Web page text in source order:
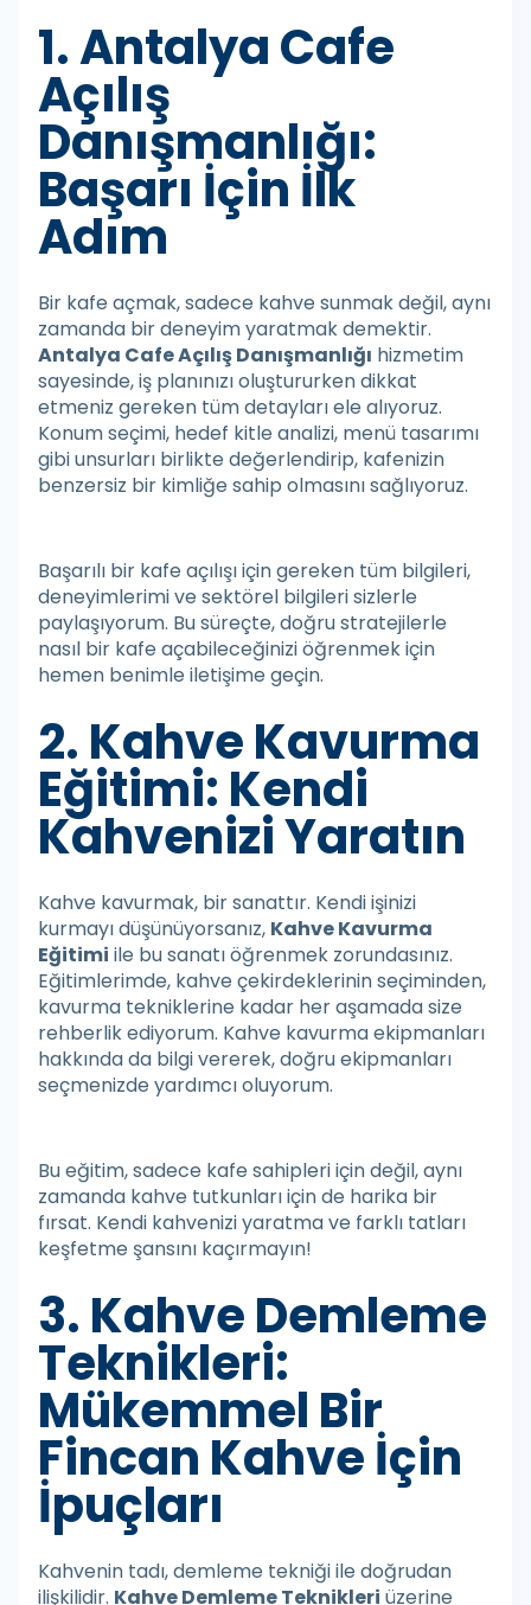
1. Antalya Cafe
Açılış
Danışmanlığı:
Başarı İçin İlk
Adım
Bir kafe açmak, sadece kahve sunmak değil, aynı
zamanda bir deneyim yaratmak demektir.
Antalya Cafe Açılış Danışmanlığı hizmetim
sayesinde, iş planınızı oluştururken dikkat
etmeniz gereken tüm detayları ele alıyoruz.
Konum seçimi, hedef kitle analizi, menü tasarımı
gibi unsurları birlikte değerlendirip, kafenizin
benzersiz bir kimliğe sahip olmasını sağlıyoruz.
Başarılı bir kafe açılışı için gereken tüm bilgileri,
deneyimlerimi ve sektörel bilgileri sizlerle
paylaşıyorum. Bu süreçte, doğru stratejilerle
nasıl bir kafe açabileceğinizi öğrenmek için
hemen benimle iletişime geçin.
2. Kahve Kavurma
Eğitimi: Kendi
Kahvenizi Yaratın
Kahve kavurmak, bir sanattır. Kendi işinizi
kurmayı düşünüyorsanız, Kahve Kavurma
Eğitimi ile bu sanatı öğrenmek zorundasınız.
Eğitimlerimde, kahve çekirdeklerinin seçiminden,
kavurma tekniklerine kadar her aşamada size
rehberlik ediyorum. Kahve kavurma ekipmanları
hakkında da bilgi vererek, doğru ekipmanları
seçmenizde yardımcı oluyorum.
Bu eğitim, sadece kafe sahipleri için değil, aynı
zamanda kahve tutkunları için de harika bir
fırsat. Kendi kahvenizi yaratma ve farklı tatları
keşfetme şansını kaçırmayın!
3. Kahve Demleme
Teknikleri:
Mükemmel Bir
Fincan Kahve İçin
İpuçları
Kahvenin tadı, demleme tekniği ile doğrudan
ilişkilidir. Kahve Demleme Teknikleri üzerine